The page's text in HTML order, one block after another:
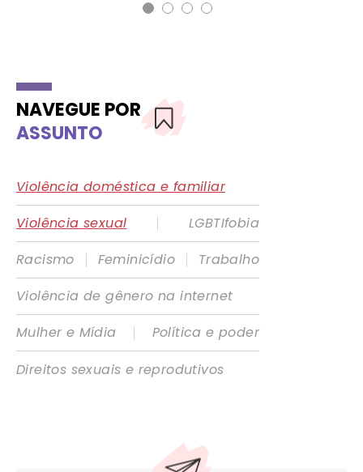
NAVEGUE POR
ASSUNTO
Violência doméstica e familiar
Violência sexual
|
LGBTIfobia
Racismo
| Feminicídio |
Trabalho
Violência de gênero na internet
Mulher e Mídia
|
Política e poder
Direitos sexuais e reprodutivos